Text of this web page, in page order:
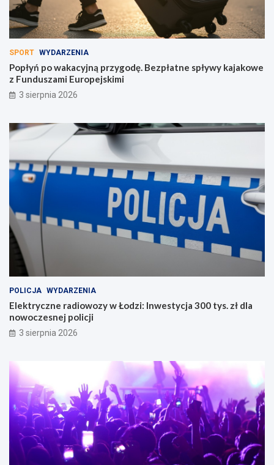
SPORT WYDARZENIA
Popłyń po wakacyjną przygodę. Bezpłatne spływy kajakowe
z Funduszami Europejskimi
3 sierpnia 2026
POLICJA WYDARZENIA
Elektryczne radiowozy w Łodzi: Inwestycja 300 tys. zł dla
nowoczesnej policji
3 sierpnia 2026